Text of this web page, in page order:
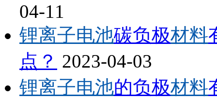
04-11
锂离子电池碳负极材料
点？ 2023-04-03
锂离子电池的负极材料